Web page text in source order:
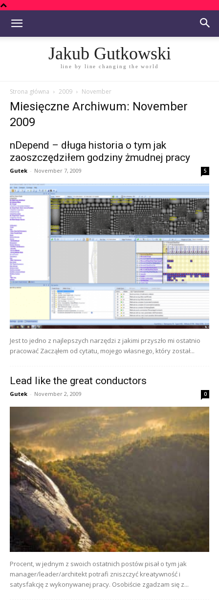
Jakub Gutkowski
line by line changing the world
Strona główna 2009 November
Miesięczne Archiwum: November
2009
nDepend – długa historia o tym jak
zaoszczędziłem godziny żmudnej pracy
Gutek - November 7, 2009 5
Jest to jedno z najlepszych narzędzi z jakimi przyszło mi ostatnio
pracować Zacząłem od cytatu, mojego własnego, który został...
Lead like the great conductors
Gutek - November 2, 2009 0
Procent, w jednym z swoich ostatnich postów pisał o tym jak
manager/leader/architekt potrafi zniszczyć kreatywność i
satysfakcję z wykonywanej pracy. Osobiście zgadzam się z...